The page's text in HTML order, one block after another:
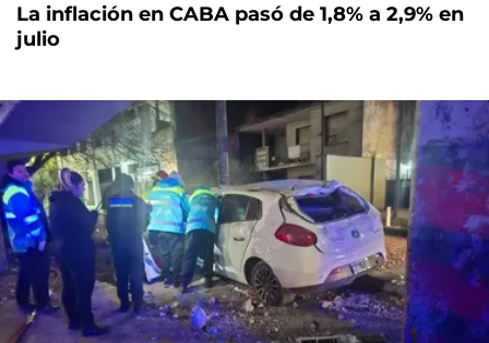
La inflación en CABA pasó de 1,8% a 2,9% en
julio